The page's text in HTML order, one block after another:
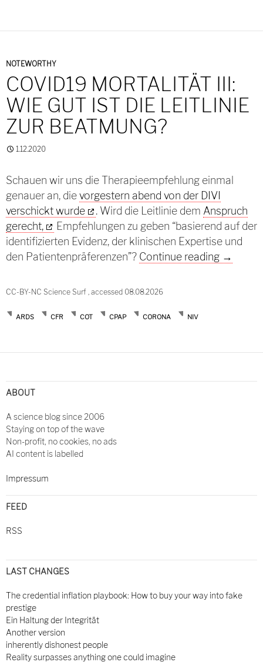
NOTEWORTHY
COVID19 MORTALITÄT III:
WIE GUT IST DIE LEITLINIE
ZUR BEATMUNG?
1.12.2020
Schauen wir uns die Therapieempfehlung einmal
genauer an, dievorgestern abend von der DIVI
verschickt wurde
. Wird die Leitlinie dem Anspruch
gerecht,
Empfehlungen zu geben “basierend auf der
identifizierten Evidenz, der klinischen Expertise und
den Patientenpräferenzen”? Continue reading →
CC-BY-NC Science Surf , accessed 08.08.2026
ARDS CFR COT CPAP CORONA NIV
ABOUT
A science blog since 2006
Staying on top of the wave
Non-profit, no cookies, no ads
AI content is labelled
Impressum
FEED
RSS
LAST CHANGES
The credential inflation playbook: How to buy your way into fake
prestige
Ein Haltung der Integrität
Another version
inherently dishonest people
Reality surpasses anything one could imagine